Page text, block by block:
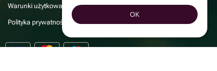
Warunki użytkowania
Polityka prywatności TURKISH
OK